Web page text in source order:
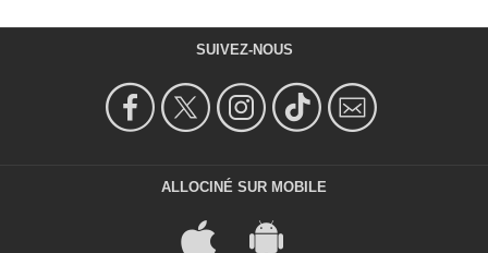
SUIVEZ-NOUS
ALLOCINÉ SUR MOBILE